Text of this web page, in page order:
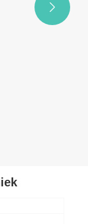
